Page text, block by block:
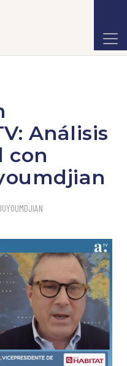
Análisis
con